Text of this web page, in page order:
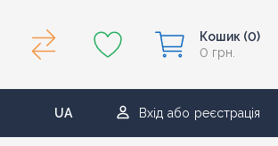
Кошик (0)
0 грн.
UA
RU
Вхід або реєстрація